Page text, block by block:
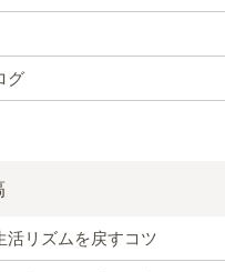
グ
活リズムを戻すコツ